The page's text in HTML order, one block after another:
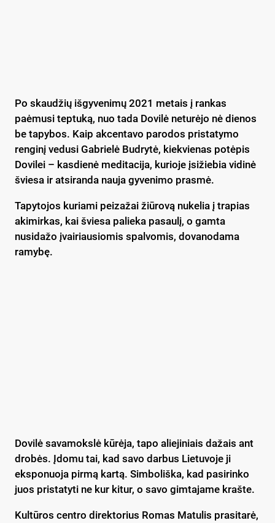
Po skaudžių išgyvenimų 2021 metais į rankas
paėmusi teptuką, nuo tada Dovilė neturėjo nė dienos
be tapybos. Kaip akcentavo parodos pristatymo
renginį vedusi Gabrielė Budrytė, kiekvienas potėpis
Dovilei – kasdienė meditacija, kurioje įsižiebia vidinė
šviesa ir atsiranda nauja gyvenimo prasmė.
Tapytojos kuriami peizažai žiūrovą nukelia į trapias
akimirkas, kai šviesa palieka pasaulį, o gamta
nusidažo įvairiausiomis spalvomis, dovanodama
ramybę.
Dovilė savamokslė kūrėja, tapo aliejiniais dažais ant
drobės. Įdomu tai, kad savo darbus Lietuvoje ji
eksponuoja pirmą kartą. Simboliška, kad pasirinko
juos pristatyti ne kur kitur, o savo gimtajame krašte.
Kultūros centro direktorius Romas Matulis prasitarė,